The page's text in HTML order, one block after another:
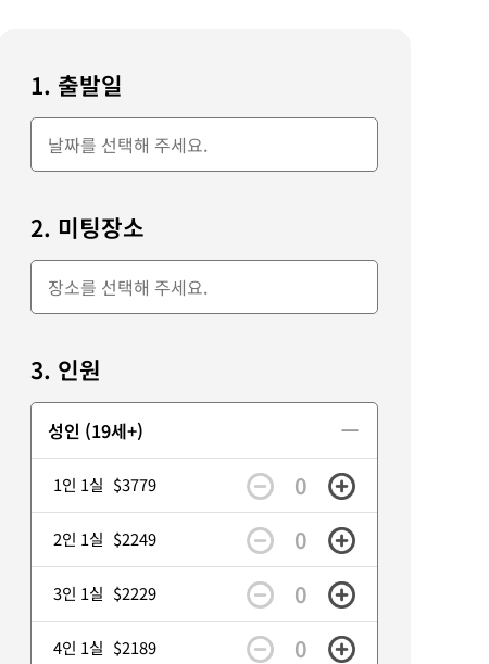
1. 출발일
2. 미팅장소
3. 인원
성인 (19세+)
1인 1실 $3779 0
2인 1실 $2249 0
3인 1실 $2229 0
4인 1실 $2189 0